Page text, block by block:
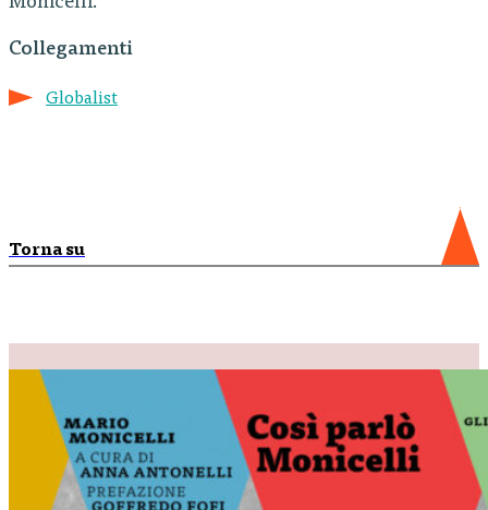
Collegamenti
Globalist
Torna su